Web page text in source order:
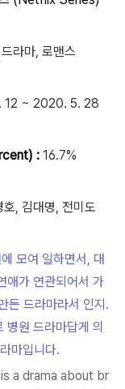
라마, 로맨스
12 ~ 2020. 5. 28
: 16.7%
, 김대명, 전미도
모여 일하면서, 대
애가 연관되어서 가
든 드라마라서 인지.
원 드라마답게 의
마입니다.
a drama about br